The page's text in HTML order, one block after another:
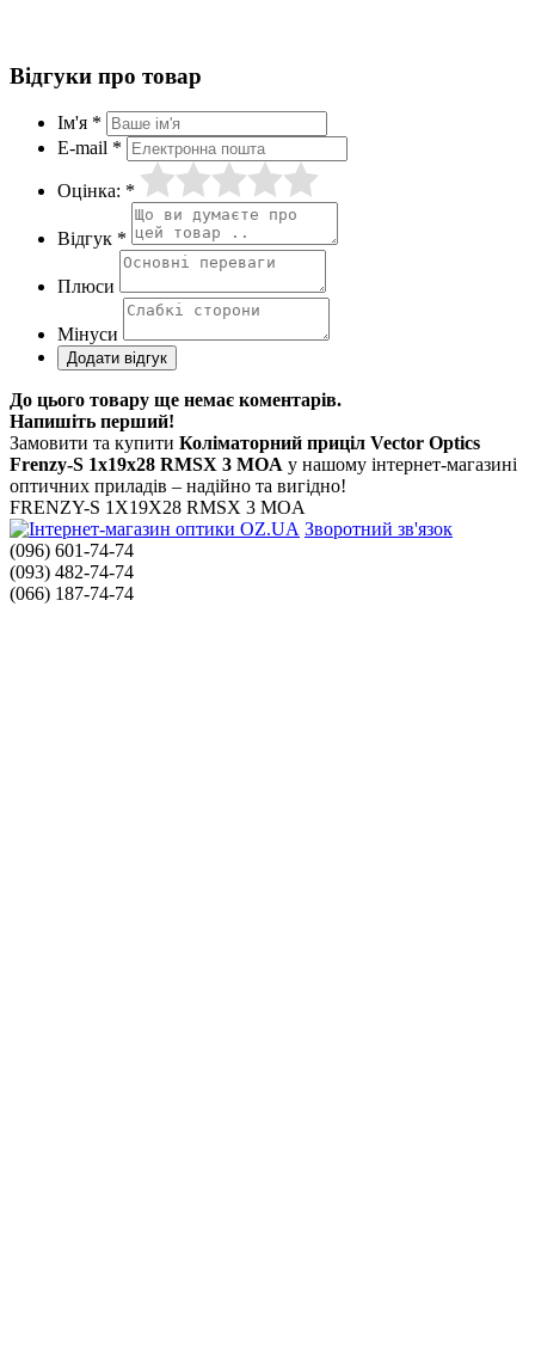
Відгуки про товар
Ім'я *
E-mail *
Оцінка: *
Відгук *
Плюси
Мінуси
До цього товару ще немає коментарів.
Напишіть перший!
Замовити та купити Коліматорний приціл Vector Optics
Frenzy-S 1x19x28 RMSX 3 MOA у нашому інтернет-магазині
оптичних приладів – надійно та вигідно!
FRENZY-S 1X19X28 RMSX 3 MOA
Зворотний зв'язок
(096) 601-74-74
(093) 482-74-74
(066) 187-74-74